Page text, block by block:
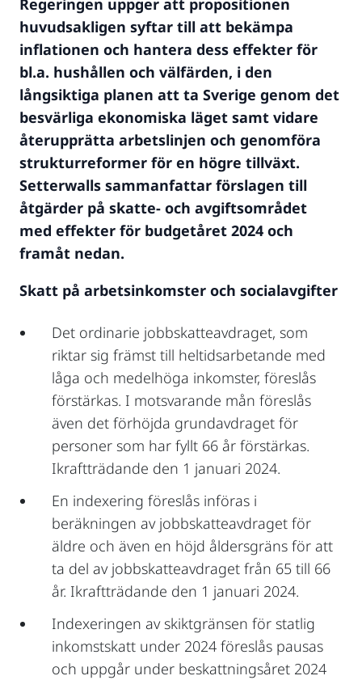
huvudsakligen syftar till att bekämpa
inflationen och hantera dess effekter för
bl.a. hushållen och välfärden, i den
långsiktiga planen att ta Sverige genom det
besvärliga ekonomiska läget samt vidare
återupprätta arbetslinjen och genomföra
strukturreformer för en högre tillväxt.
Setterwalls sammanfattar förslagen till
åtgärder på skatte- och avgiftsområdet
med effekter för budgetåret 2024 och
framåt nedan.
Skatt på arbetsinkomster och socialavgifter
Det ordinarie jobbskatteavdraget, som
riktar sig främst till heltidsarbetande med
låga och medelhöga inkomster, föreslås
förstärkas. I motsvarande mån föreslås
även det förhöjda grundavdraget för
personer som har fyllt 66 år förstärkas.
Ikraftträdande den 1 januari 2024.
En indexering föreslås införas i
beräkningen av jobbskatteavdraget för
äldre och även en höjd åldersgräns för att
ta del av jobbskatteavdraget från 65 till 66
år. Ikraftträdande den 1 januari 2024.
Indexeringen av skiktgränsen för statlig
inkomstskatt under 2024 föreslås pausas
och uppgår under beskattningsåret 2024